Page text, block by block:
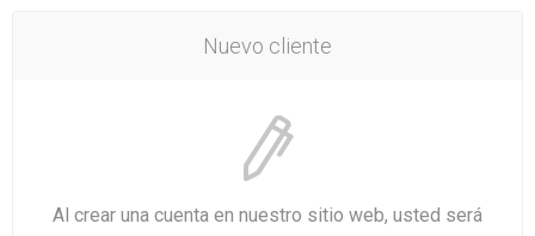
Nuevo cliente
Al crear una cuenta en nuestro sitio web, usted será